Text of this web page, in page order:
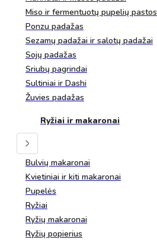
Miso ir fermentuotų pupelių pastos
Ponzu padažas
Sezamų padažai ir salotų padažai
Sojų padažas
Sriubų pagrindai
Sultiniai ir Dashi
Žuvies padažas
Ryžiai ir makaronai
Bulvių makaronai
Kvietiniai ir kiti makaronai
Pupelės
Ryžiai
Ryžių makaronai
Ryžių popierius